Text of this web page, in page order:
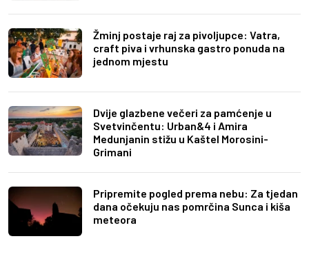
Žminj postaje raj za pivoljupce: Vatra,
craft piva i vrhunska gastro ponuda na
jednom mjestu
Dvije glazbene večeri za pamćenje u
Svetvinčentu: Urban&4 i Amira
Medunjanin stižu u Kaštel Morosini-
Grimani
Pripremite pogled prema nebu: Za tjedan
dana očekuju nas pomrčina Sunca i kiša
meteora